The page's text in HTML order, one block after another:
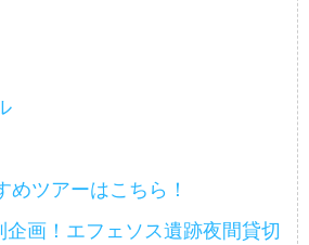
めツアーはこちら！
画！エフェソス遺跡夜間貸切